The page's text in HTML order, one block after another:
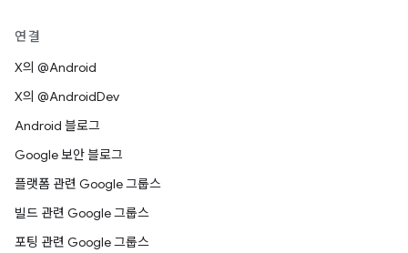
연결
X의 @Android
X의 @AndroidDev
Android 블로그
Google 보안 블로그
플랫폼 관련 Google 그룹스
빌드 관련 Google 그룹스
포팅 관련 Google 그룹스